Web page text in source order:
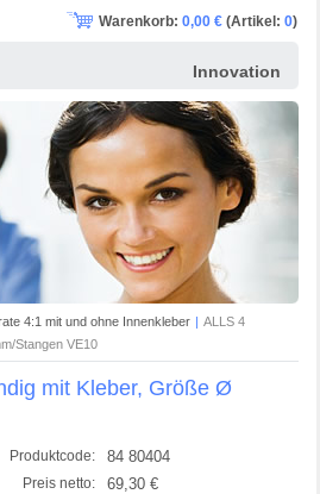
Innovation
4:1 mit und ohne Innenkleber | ALLS 4
Stangen VE10
mit Kleber, Größe Ø
Produktcode: 84 80404
Preis netto: 69,30 €
Warenkorb: 0,00 € (Artikel: 0)